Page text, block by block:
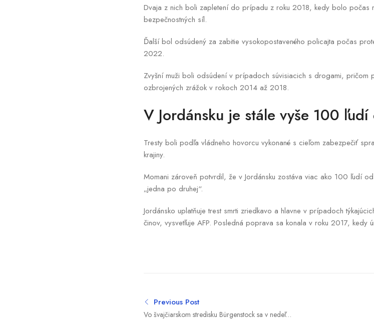
Dvaja z nich boli zapletení do prípadu z roku 2018, kedy bolo počas
bezpečnostných síl.
Ďalší bol odsúdený za zabitie vysokopostaveného policajta počas
2022.
Zvyšní muži boli odsúdení v prípadoch súvisiacich s drogami, pričom
ozbrojených zrážok v rokoch 2014 až 2018.
V Jordánsku je stále vyše 100
Tresty boli podľa vládneho hovorcu vykonané s cieľom zabezpečiť
krajiny.
Momani zároveň potvrdil, že v Jordánsku zostáva viac ako 100 ľudí
„jedna po druhej“.
Jordánsko uplatňuje trest smrti zriedkavo a hlavne v prípadoch
činov, vysvetľuje AFP. Posledná poprava sa konala v roku 2017, kedy
Previous Post
Vo švajčiarskom stredisku Bürgenstock sa v nedeľu